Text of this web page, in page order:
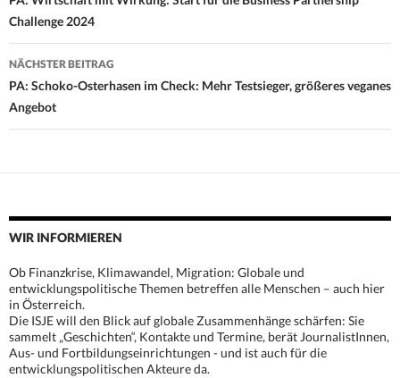
Challenge 2024
NÄCHSTER BEITRAG
PA: Schoko-Osterhasen im Check: Mehr Testsieger, größeres veganes
Angebot
WIR INFORMIEREN
Ob Finanzkrise, Klimawandel, Migration: Globale und
entwicklungspolitische Themen betreffen alle Menschen – auch hier
in Österreich.
Die ISJE will den Blick auf globale Zusammenhänge schärfen: Sie
sammelt „Geschichten“, Kontakte und Termine, berät JournalistInnen,
Aus- und Fortbildungseinrichtungen - und ist auch für die
entwicklungspolitischen Akteure da.